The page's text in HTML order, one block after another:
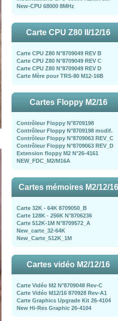
New-CPU 68000 8MHz
Carte CPU Z80 II/12/16
Carte CPU Z80 N°8709049 REV B
Carte CPU Z80 N°8709049 REV C
Carte CPU Z80 N°8709049 REV D
Carte Mère pour TRS-80 M12-16B
Cartes Floppy M2/16
Contrôleur Floppy N°8709198
Contrôleur Floppy N°8709198 modif.
Contrôleur Floppy N°8709063 REV_C
Contrôleur Floppy N°8709063 REV_D
Extension floppy M2 N°26-4161
NEW_FDC_M2/M16A
Cartes mémoires M2/12/16
Carte 32K - 64K 8709050_B
Carte 128K - 256K N°8706236
Carte 512K-1M N°8709572_A
New_carte_32-64K
New_Carte_512K_1M
Cartes vidéo M2/12/16
Carte Vidéo M2 N°8709048 Rev-C
Carte Vidéo M12/16 870928 Rev-A1
Carte Graphics Upgrade Kit 26-4104
New Hi-Res Graphic 26-4104